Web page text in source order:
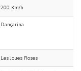
200 Km/h
Dançarina
Les Joues Roses